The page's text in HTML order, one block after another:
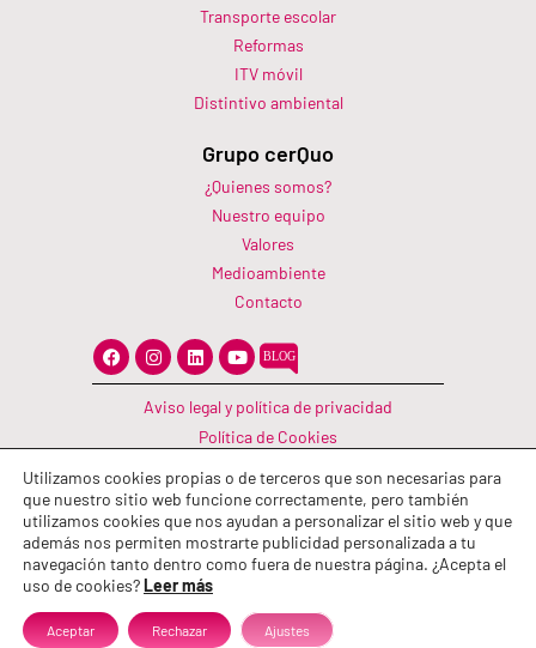
Transporte escolar
Reformas
ITV móvil
Distintivo ambiental
Grupo cerQuo
¿Quienes somos?
Nuestro equipo
Valores
Medioambiente
Contacto
F
a
c
o
k
I
n
s
t
a
r
a
m
L
i
n
k
e
d
i
n
Y
o
u
t
u
b
e
Aviso legal y política de privacidad
Política de Cookies
Política de calidad
© 2026 Grupo cerQuo. Todos los derechos reservados.
Utilizamos cookies propias o de terceros que son necesarias para
que nuestro sitio web funcione correctamente, pero también
utilizamos cookies que nos ayudan a personalizar el sitio web y que
además nos permiten mostrarte publicidad personalizada a tu
navegación tanto dentro como fuera de nuestra página. ¿Acepta el
uso de cookies?Leer más
Aceptar Rechazar Ajustes